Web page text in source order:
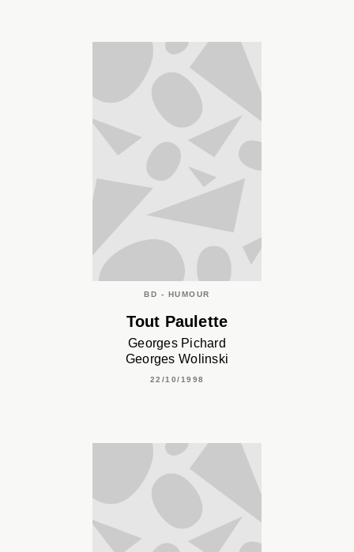
BD - HUMOUR
Tout Paulette
Georges Pichard
Georges Wolinski
22/10/1998